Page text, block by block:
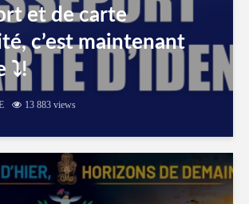
et de carte
c’est maintenant
⤵️!
13 883 views